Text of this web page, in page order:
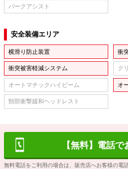
パークアシスト
安全装備エリア
横滑り防止装置 衝
衝突被害軽減システム ク
オートマチックハイビーム オ
頸部衝撃緩和ヘッドレスト
【無料】電話
無料電話をご利用の場合は、販売店へお客様の電